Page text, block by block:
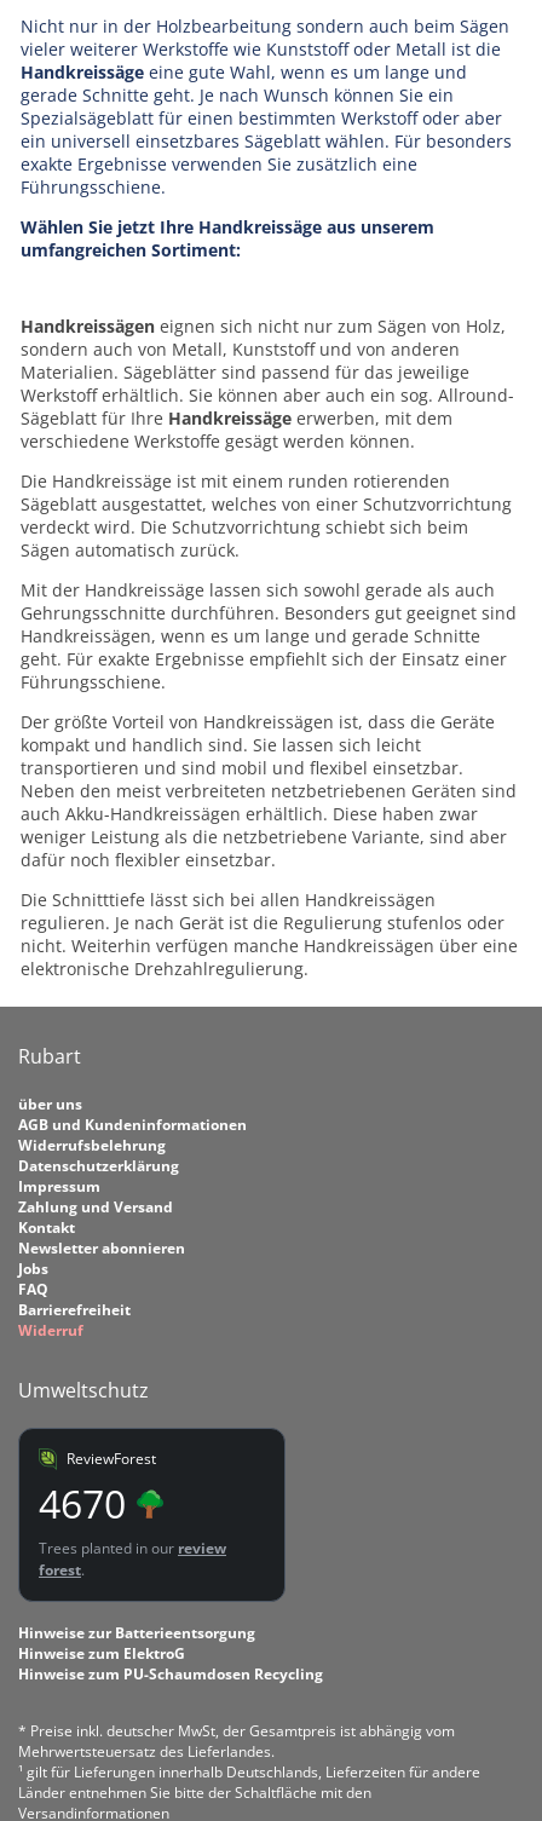
Nicht nur in der Holzbearbeitung sondern auch beim Sägen
vieler weiterer Werkstoffe wie Kunststoff oder Metall ist die
Handkreissäge eine gute Wahl, wenn es um lange und
gerade Schnitte geht. Je nach Wunsch können Sie ein
Spezialsägeblatt für einen bestimmten Werkstoff oder aber
ein universell einsetzbares Sägeblatt wählen. Für besonders
exakte Ergebnisse verwenden Sie zusätzlich eine
Führungsschiene.
Wählen Sie jetzt Ihre Handkreissäge aus unserem
umfangreichen Sortiment:
Handkreissägen eignen sich nicht nur zum Sägen von Holz,
sondern auch von Metall, Kunststoff und von anderen
Materialien. Sägeblätter sind passend für das jeweilige
Werkstoff erhältlich. Sie können aber auch ein sog. Allround-
Sägeblatt für Ihre Handkreissäge erwerben, mit dem
verschiedene Werkstoffe gesägt werden können.
Die Handkreissäge ist mit einem runden rotierenden
Sägeblatt ausgestattet, welches von einer Schutzvorrichtung
verdeckt wird. Die Schutzvorrichtung schiebt sich beim
Sägen automatisch zurück.
Mit der Handkreissäge lassen sich sowohl gerade als auch
Gehrungsschnitte durchführen. Besonders gut geeignet sind
Handkreissägen, wenn es um lange und gerade Schnitte
geht. Für exakte Ergebnisse empfiehlt sich der Einsatz einer
Führungsschiene.
Der größte Vorteil von Handkreissägen ist, dass die Geräte
kompakt und handlich sind. Sie lassen sich leicht
transportieren und sind mobil und flexibel einsetzbar.
Neben den meist verbreiteten netzbetriebenen Geräten sind
auch Akku-Handkreissägen erhältlich. Diese haben zwar
weniger Leistung als die netzbetriebene Variante, sind aber
dafür noch flexibler einsetzbar.
Die Schnitttiefe lässt sich bei allen Handkreissägen
regulieren. Je nach Gerät ist die Regulierung stufenlos oder
nicht. Weiterhin verfügen manche Handkreissägen über eine
elektronische Drehzahlregulierung.
Rubart
über uns
AGB und Kundeninformationen
Widerrufsbelehrung
Datenschutzerklärung
Impressum
Zahlung und Versand
Kontakt
Newsletter abonnieren
Jobs
FAQ
Barrierefreiheit
Widerruf
Umweltschutz
ReviewForest
4670
Trees planted in our review
forest.
Hinweise zur Batterieentsorgung
Hinweise zum ElektroG
Hinweise zum PU-Schaumdosen Recycling
* Preise inkl. deutscher MwSt, der Gesamtpreis ist abhängig vom
Mehrwertsteuersatz des Lieferlandes.
¹ gilt für Lieferungen innerhalb Deutschlands, Lieferzeiten für andere
Länder entnehmen Sie bitte der Schaltfläche mit den
Versandinformationen